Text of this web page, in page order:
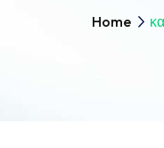
Home